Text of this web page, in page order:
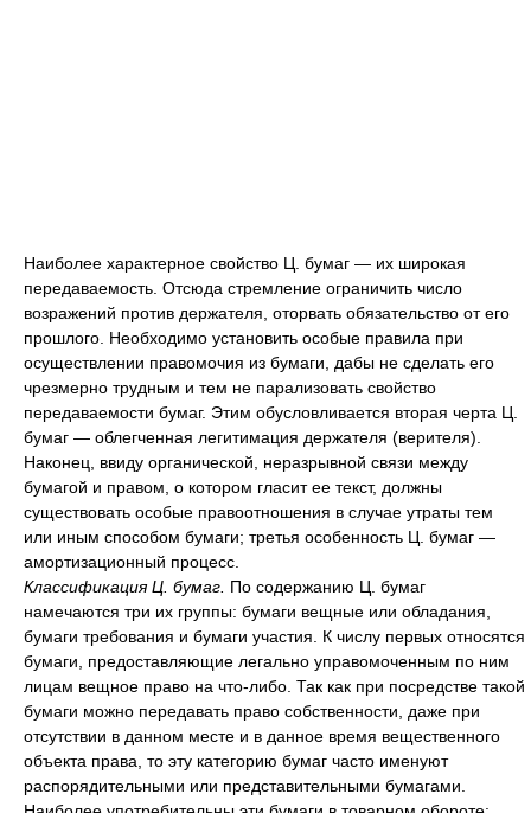
Наиболее характерное свойство Ц. бумаг — их широкая
передаваемость. Отсюда стремление ограничить число
возражений против держателя, оторвать обязательство от его
прошлого. Необходимо установить особые правила при
осуществлении правомочия из бумаги, дабы не сделать его
чрезмерно трудным и тем не парализовать свойство
передаваемости бумаг. Этим обусловливается вторая черта Ц.
бумаг — облегченная легитимация держателя (верителя).
Наконец, ввиду органической, неразрывной связи между
бумагой и правом, о котором гласит ее текст, должны
существовать особые правоотношения в случае утраты тем
или иным способом бумаги; третья особенность Ц. бумаг —
амортизационный процесс.
Классификация Ц. бумаг. По содержанию Ц. бумаг
намечаются три их группы: бумаги вещные или обладания,
бумаги требования и бумаги участия. К числу первых относятся
бумаги, предоставляющие легально управомоченным по ним
лицам вещное право на что-либо. Так как при посредстве такой
бумаги можно передавать право собственности, даже при
отсутствии в данном месте и в данное время вещественного
объекта права, то эту категорию бумаг часто именуют
распорядительными или представительными бумагами.